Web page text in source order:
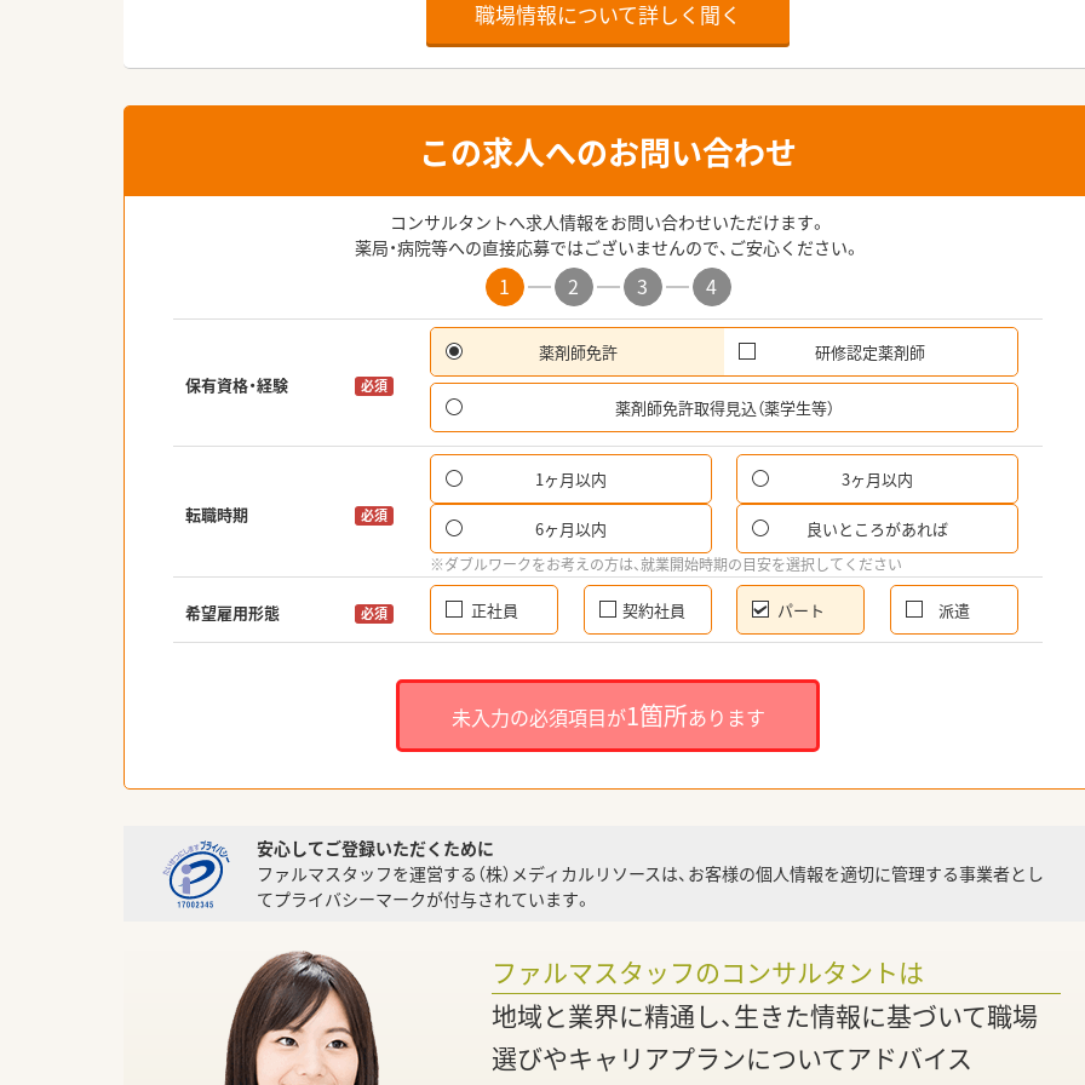
職場情報について詳しく聞く
この求人へのお問い合わせ
コンサルタントへ求人情報をお問い合わせいただけます。
薬局・病院等への直接応募ではございませんので、ご安心ください。
1 2 3 4
保有資格・経験 必須
薬剤師免許 研修認定薬剤師
薬剤師免許取得見込（薬学生等）
転職時期 必須
1ヶ月以内 3ヶ月以内
6ヶ月以内 良いところがあれば
※ダブルワークをお考えの方は、就業開始時期の目安を選択してください
希望雇用形態 必須 正社員 契約社員 パート 派遣
未入力の必須項目が1箇所あります
安心してご登録いただくために
ファルマスタッフを運営する（株）メディカルリソースは、お客様の個人情報を適切に管理する事業者とし
てプライバシーマークが付与されています。
ファルマスタッフのコンサルタントは
地域と業界に精通し、生きた情報に基づいて職場
選びやキャリアプランについてアドバイス